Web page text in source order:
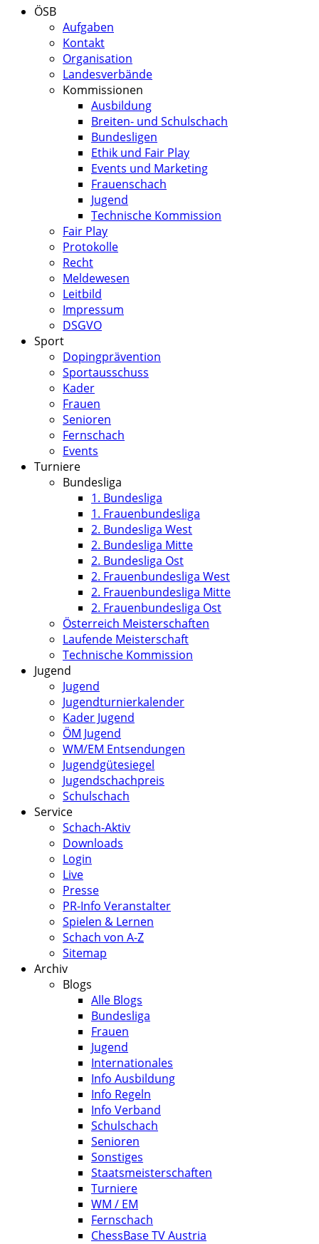
ÖSB
Aufgaben
Kontakt
Organisation
Landesverbände
Kommissionen
Ausbildung
Breiten- und Schulschach
Bundesligen
Ethik und Fair Play
Events und Marketing
Frauenschach
Jugend
Technische Kommission
Fair Play
Protokolle
Recht
Meldewesen
Leitbild
Impressum
DSGVO
Sport
Dopingprävention
Sportausschuss
Kader
Frauen
Senioren
Fernschach
Events
Turniere
Bundesliga
1. Bundesliga
1. Frauenbundesliga
2. Bundesliga West
2. Bundesliga Mitte
2. Bundesliga Ost
2. Frauenbundesliga West
2. Frauenbundesliga Mitte
2. Frauenbundesliga Ost
Österreich Meisterschaften
Laufende Meisterschaft
Technische Kommission
Jugend
Jugend
Jugendturnierkalender
Kader Jugend
ÖM Jugend
WM/EM Entsendungen
Jugendgütesiegel
Jugendschachpreis
Schulschach
Service
Schach-Aktiv
Downloads
Login
Live
Presse
PR-Info Veranstalter
Spielen & Lernen
Schach von A-Z
Sitemap
Archiv
Blogs
Alle Blogs
Bundesliga
Frauen
Jugend
Internationales
Info Ausbildung
Info Regeln
Info Verband
Schulschach
Senioren
Sonstiges
Staatsmeisterschaften
Turniere
WM / EM
Fernschach
ChessBase TV Austria